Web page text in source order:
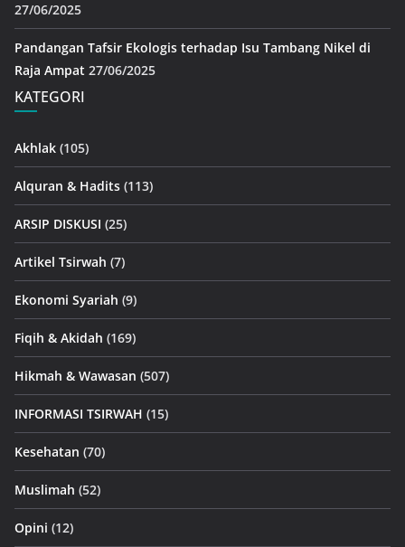
27/06/2025
Pandangan Tafsir Ekologis terhadap Isu Tambang Nikel di
Raja Ampat 27/06/2025
KATEGORI
Akhlak (105)
Alquran & Hadits (113)
ARSIP DISKUSI (25)
Artikel Tsirwah (7)
Ekonomi Syariah (9)
Fiqih & Akidah (169)
Hikmah & Wawasan (507)
INFORMASI TSIRWAH (15)
Kesehatan (70)
Muslimah (52)
Opini (12)